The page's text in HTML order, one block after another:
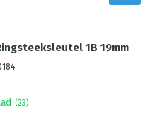
1B 19mm
(23)